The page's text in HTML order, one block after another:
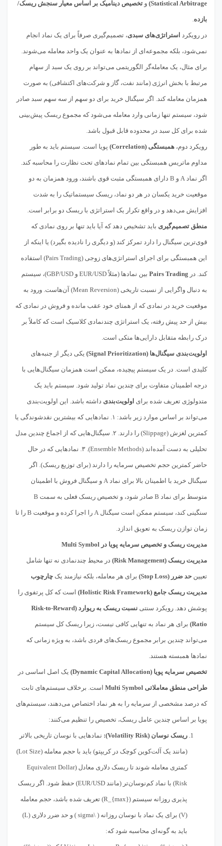
Statistical Arbitrage) و تخصیص دینامیک بر اساس معیار سنجش ریسک/
بازده.
در رویکرد استراتژی‌های سبدی، تصمیم‌گیری صرفاً برای یک نماد انجام
نمی‌شود، بلکه مجموعه‌ای از نمادها به عنوان یک واحد معامله می‌شوند.
برای مثال، یک معامله‌گر الگوریتمی می‌تواند بر روی یک سبد از سهام
مرتبط با بخش انرژی (مانند نفت، گاز و شرکت‌های اکتشافی) به صورت
همزمان معامله کند. اگر سیگنال خرید برای دو سهم از سه سهم سبد صادر
شود، سیستم تنها زمانی وارد معامله می‌شود که مجموع ریسک پیش‌بینی
شده برای کل سبد در محدوده قابل قبول باشد.
رویکرد دوم، همبستگی (Correlation) پویا است. سیستم باید به طور
مداوم ماتریس همبستگی بین تمام نمادهای تحت نظارت را محاسبه کند.
اگر نماد A و B دارای همبستگی مثبت قوی باشند، ورود همزمان به دو
موقعیت خرید یکسان در هر دو نماد، ریسک سیستماتیک را به شدت
افزایش می‌دهد و در واقع تکرار یک استراتژی با ریسک دو برابر است.
منطق تصمیم‌گیری باید تشخیص دهد که آیا باید تنها بر روی نمادی که
قوی‌ترین سیگنال را دارد تمرکز کند (و دیگری را نادیده بگیرد) یا اینکه از
این همبستگی برای اجرای استراتژی‌های زوجی (Pairs Trading) استفاده
کند. در Pairs Trading بین نمادها (مثلاً EUR/USD و GBP/USD)، سیستم
به دنبال واگرایی از نسبت تاریخی (Mean Reversion) آن‌هاست. ورود به
موقعیت خرید در نمادی که از همتای خود عقب مانده و فروش در نمادی که
بیش از حد پیش رفته، یک استراتژی چندنمادی کلاسیک است که کاملاً بر
درک رابطه متقابل دارایی‌ها متکی است.
اولویت‌بندی سیگنال‌ها (Signal Prioritization) یکی دیگر از جنبه‌های
کلیدی است. در یک سیستم پیچیده، ممکن است همزمان سیگنال‌هایی با
درجه اطمینان متفاوت برای چندین نماد تولید شود. سیستم باید یک
متدولوژی تعریف شده برای اولویت‌بندی داشته باشد. این اولویت‌بندی
می‌تواند بر اساس موارد زیر باشد: ۱. نمادهایی که بیشترین نقدشوندگی یا
کمترین لغزش (Slippage) را دارند. ۲. سیگنال‌هایی که از اجماع چندین مدل
تحلیلی به دست آمده‌اند (Ensemble Methods). ۳. نمادهایی که در حال
حاضر کمترین حجم تخصیص سرمایه را دارند (برای توزیع ریسک). اگر
سیگنال خرید با اطمینان بالا برای نماد A و سیگنال فروش با اطمینان
متوسط برای نماد B صادر شود، و تخصیص ریسک فعلی به سمت B
سنگینی کند، سیستم ممکن است سیگنال A را اجرا کرده و موقعیت B را تا
زمان توازن ریسک به تعویق اندازد.
مدیریت ریسک و تخصیص سرمایه پویا در Multi Symbol
مدیریت ریسک (Risk Management) در محیط چندنمادی نه تنها شامل
تعیین حد ضرر (Stop Loss) برای هر معامله، بلکه نیازمند یک چارچوب
مدیریت ریسک جامع (Holistic Risk Framework) است که کل پرتفوی را
پوشش دهد. رویکرد سنتی نسبت ریسک به ریوارد (Risk-to-Reward
Ratio) برای هر نماد به تنهایی کافی نیست، زیرا ریسک کل سیستم
می‌تواند چندین برابر مجموع ریسک‌های فردی باشد، به ویژه زمانی که
نمادها همبسته هستند.
تخصیص سرمایه پویا (Dynamic Capital Allocation) یک اصل اساسی در
طراحی منطق معاملاتی Multi Symbol است. برخلاف سیستم‌های ثابت
که درصد مشخصی از سرمایه را به هر نماد اختصاص می‌دهند، سیستم‌های
پویا بر اساس چندین عامل ریسک، تخصیص را تنظیم می‌کنند:
ریسک نوسان (Volatility Risk): نمادهایی با نوسان تاریخی بالاتر
(مانند یک آلت‌کوین کوچک در کریپتو) باید با حجم معامله (Lot Size)
کمتری معامله شوند تا ریسک دلاری معادل (Equivalent Dollar
Risk) با نماد کم‌نوسان‌تر (مانند EUR/USD) حفظ شود. اگر ریسک
پذیری روزانه سیستم (R_{max}) تعریف شده باشد، حجم معامله
(V) برای یک نماد با نوسان روزانه ( \sigma ) و حد ضرر دلاری (L)
باید به گونه‌ای محاسبه شود که: